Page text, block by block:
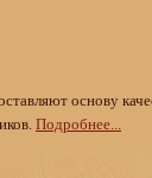
основу
Подробнее...